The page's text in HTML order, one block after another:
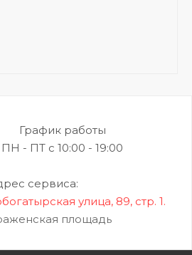
График работы
ПН - ПТ с 10:00 - 19:00
сервиса:
улица, 89, стр. 1.
площадь